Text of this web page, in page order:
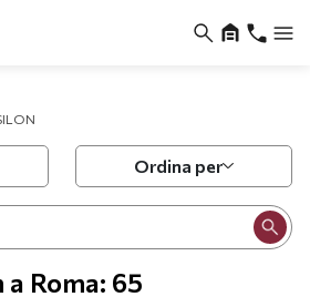
Ordina per
Roma: 65